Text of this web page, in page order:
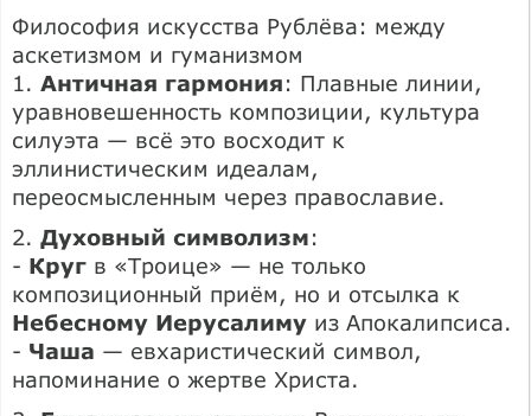
Философия искусства Рублёва: между
аскетизмом и гуманизмом
1. Античная гармония: Плавные линии,
уравновешенность композиции, культура
силуэта — всё это восходит к
эллинистическим идеалам,
переосмысленным через православие.
2. Духовный символизм:
- Круг в «Троице» — не только
композиционный приём, но и отсылка к
Небесному Иерусалиму из Апокалипсиса.
- Чаша — евхаристический символ,
напоминание о жертве Христа.